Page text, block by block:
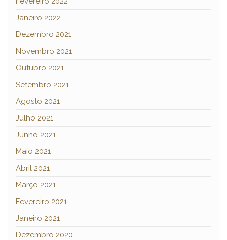
Janeiro 2022
Dezembro 2021
Novembro 2021
Outubro 2021
Setembro 2021
Agosto 2021
Julho 2021
Junho 2021
Maio 2021
Abril 2021
Março 2021
Fevereiro 2021
Janeiro 2021
Dezembro 2020